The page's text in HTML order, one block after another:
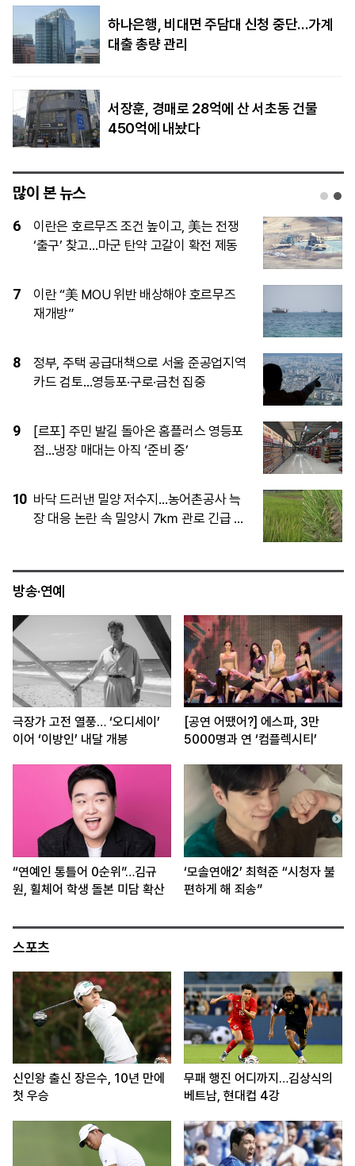
하나은행, 비대면 주담대 신청 중단…가계
대출 총량 관리
서장훈, 경매로 28억에 산 서초동 건물
450억에 내놨다
많이 본 뉴스
1
‘벤츠 위의 벤츠’ 마이바흐…韓서 3년 연속
1000대 돌파하며 존재감↑
2
[시승기] 여유 넘치는 12기통 엔진의 품
격… 안락한 2열 승차감 인상적
3
이란, 호르무즈 해협 재개방 조건으로 미
국에 6가지 요구 제시
4
‘몸 만들기’ 공식 바뀌었다…달라진 여름
다이어트 풍경
5
기술 넘어 공장까지…K-제약·바이오, 생산
내재화로 ‘실속형’ M&A
방송·연예
극장가 고전 열풍… ‘오디세이’
이어 ‘이방인’ 내달 개봉
[공연 어땠어?] 에스파, 3만
5000명과 연 ‘컴플렉시티’
“연예인 통틀어 0순위”…김규
원, 휠체어 학생 돌본 미담 확산
‘모솔연애2’ 최혁준 “시청자 불
편하게 해 죄송”
스포츠
신인왕 출신 장은수, 10년 만에
첫 우승
무패 행진 어디까지…김상식의
베트남, 현대컵 4강